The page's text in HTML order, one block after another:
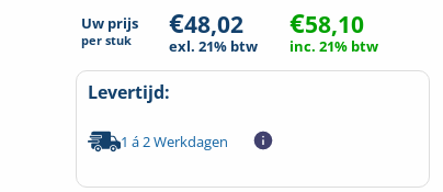
Uw prijs
per stuk €48,02
exl. 21% btw
€58,10
inc. 21% btw
Levertijd:
1 á 2 Werkdagen